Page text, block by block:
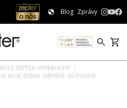
Blog Zprávy
ZEPTER HYPERLIGHT
BLUE ZEBRA, DÁMSKÉ, OUTDOOR